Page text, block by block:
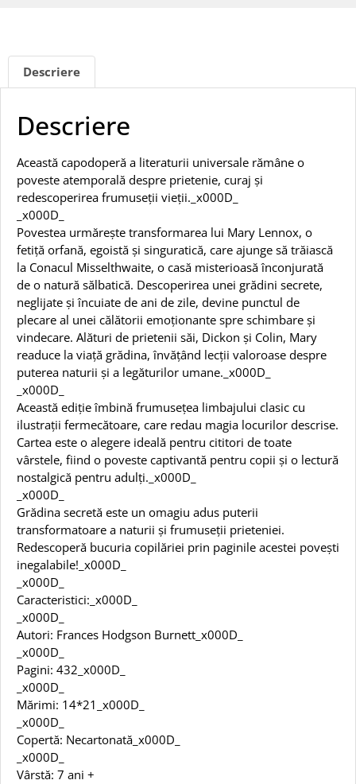
Descriere
Descriere
Această capodoperă a literaturii universale rămâne o
poveste atemporală despre prietenie, curaj și
redescoperirea frumuseții vieții._x000D_
_x000D_
Povestea urmărește transformarea lui Mary Lennox, o
fetiță orfană, egoistă și singuratică, care ajunge să trăiască
la Conacul Misselthwaite, o casă misterioasă înconjurată
de o natură sălbatică. Descoperirea unei grădini secrete,
neglijate și încuiate de ani de zile, devine punctul de
plecare al unei călătorii emoționante spre schimbare și
vindecare. Alături de prietenii săi, Dickon și Colin, Mary
readuce la viață grădina, învățând lecții valoroase despre
puterea naturii și a legăturilor umane._x000D_
_x000D_
Această ediție îmbină frumusețea limbajului clasic cu
ilustrații fermecătoare, care redau magia locurilor descrise.
Cartea este o alegere ideală pentru cititori de toate
vârstele, fiind o poveste captivantă pentru copii și o lectură
nostalgică pentru adulți._x000D_
_x000D_
Grădina secretă este un omagiu adus puterii
transformatoare a naturii și frumuseții prieteniei.
Redescoperă bucuria copilăriei prin paginile acestei povești
inegalabile!_x000D_
_x000D_
Caracteristici:_x000D_
_x000D_
Autori: Frances Hodgson Burnett_x000D_
_x000D_
Pagini: 432_x000D_
_x000D_
Mărimi: 14*21_x000D_
_x000D_
Copertă: Necartonată_x000D_
_x000D_
Vârstă: 7 ani +